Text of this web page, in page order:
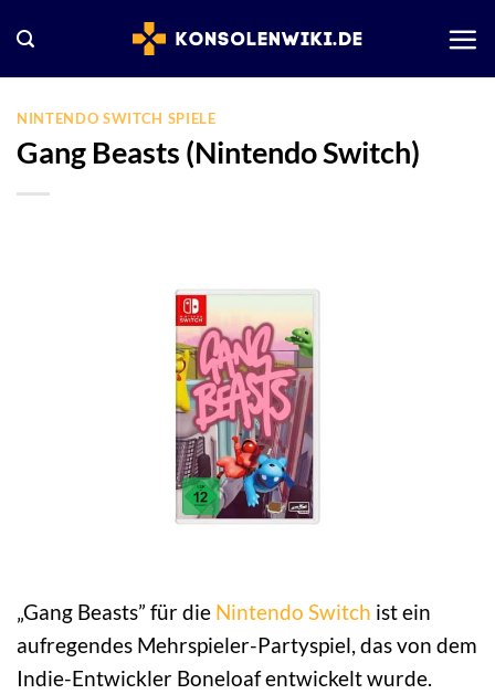
Inhalt
springen
NINTENDO SWITCH SPIELE
Gang Beasts (Nintendo Switch)
„Gang Beasts” für die Nintendo Switch ist ein
aufregendes Mehrspieler-Partyspiel, das von dem
Indie-Entwickler Boneloaf entwickelt wurde.